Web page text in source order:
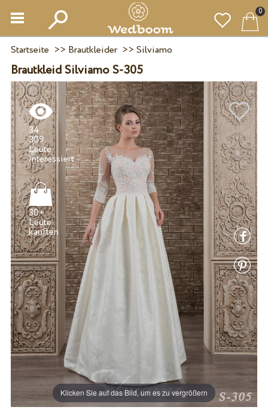
0
Startseite >> Brautkleider>> Silviamo
Brautkleid Silviamo S-305
Klicken Sie auf das Bild, um es zu vergrößern
34
309
Leute
interessiert
30+
Leute